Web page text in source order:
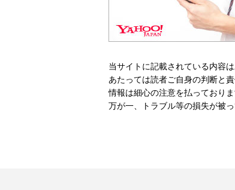
当サイトに記載されている内容
あたっては読者ご自身の判断と
情報は細心の注意を払っており
万が一、トラブル等の損失が被